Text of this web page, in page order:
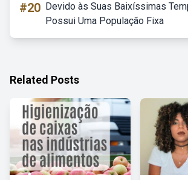
#20 Devido às Suas Baixíssimas
Possui Uma População Fixa
Related Posts